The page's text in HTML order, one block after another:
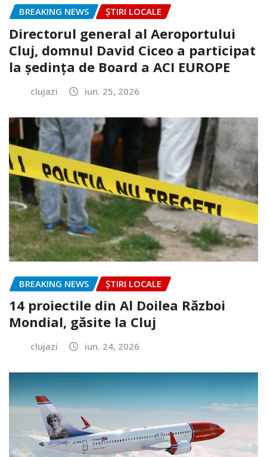
BREAKING NEWS ȘTIRI LOCALE
Directorul general al Aeroportului
Cluj, domnul David Ciceo a participat
la ședința de Board a ACI EUROPE
clujazi iun. 25, 2026
BREAKING NEWS ȘTIRI LOCALE
14 proiectile din Al Doilea Război
Mondial, găsite la Cluj
clujazi iun. 24, 2026